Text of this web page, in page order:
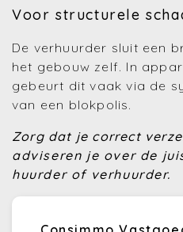
Voor structurele
De verhuurder sluit een
het gebouw zelf. In
gebeurt dit vaak via de
van een blokpolis.
Zorg dat je correct
adviseren je over de
huurder of verhuurder.